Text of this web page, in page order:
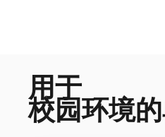
用于
校园环境